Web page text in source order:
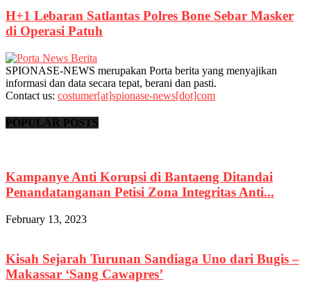
H+1 Lebaran Satlantas Polres Bone Sebar Masker
di Operasi Patuh
SPIONASE-NEWS merupakan Porta berita yang menyajikan
informasi dan data secara tepat, berani dan pasti.
Contact us: costumer[at]spionase-news[dot]com
POPULAR POSTS
Kampanye Anti Korupsi di Bantaeng Ditandai
Penandatanganan Petisi Zona Integritas Anti...
February 13, 2023
Kisah Sejarah Turunan Sandiaga Uno dari Bugis –
Makassar ‘Sang Cawapres’